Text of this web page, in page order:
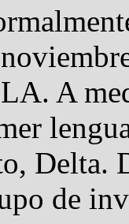
A
Delta.
de